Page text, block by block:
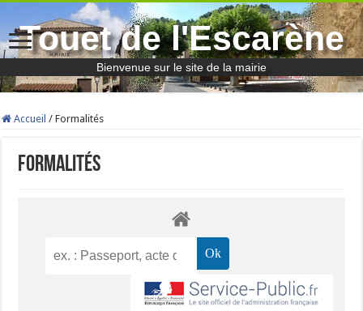
Touet de l'Escarène
Bienvenue sur le site de la mairie
Accueil / Formalités
Formalités